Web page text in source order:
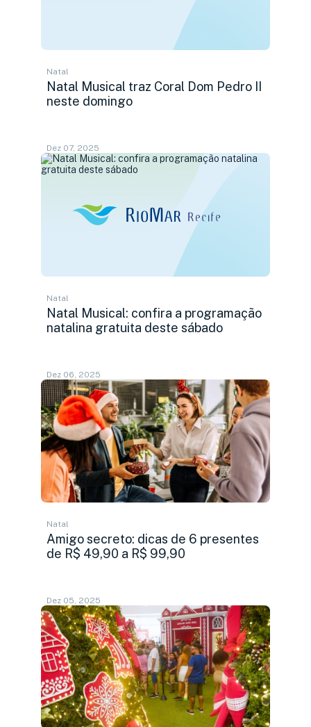
Natal
Natal Musical traz Coral Dom Pedro II
neste domingo
Dez 07, 2025
Natal
Natal Musical: confira a programação
natalina gratuita deste sábado
Dez 06, 2025
Natal
Amigo secreto: dicas de 6 presentes
de R$ 49,90 a R$ 99,90
Dez 05, 2025